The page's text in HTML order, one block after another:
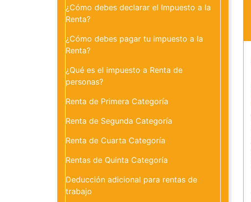
¿Cómo debes declarar el Impuesto a la
Renta?
¿Cómo debes pagar tu impuesto a la
Renta?
¿Qué es el impuesto a Renta de
personas?
Renta de Primera Categoría
Renta de Segunda Categoría
Renta de Cuarta Categoría
Rentas de Quinta Categoría
Deducción adicional para rentas de
trabajo